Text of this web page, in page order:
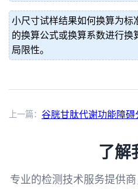
小尺寸试样结果如何换算为标
的换算公式或换算系数进行换
局限性。
上一篇： 谷胱甘肽代谢功能障碍
了解
专业的检测技术服务提供